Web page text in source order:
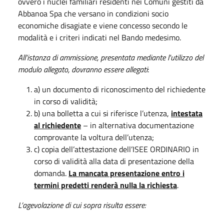
Abbanoa Spa che versano in condizioni socio
economiche disagiate e viene concesso secondo le
modalità e i criteri indicati nel Bando medesimo.
All'istanza di ammissione, presentata mediante l'utilizzo del
modulo allegato, dovranno essere allegati:
a) un documento di riconoscimento del richiedente
in corso di validità;
b) una bolletta a cui si riferisce l’utenza, intestata
al richiedente – in alternativa documentazione
comprovante la voltura dell’utenza;
c) copia dell’attestazione dell’ISEE ORDINARIO in
corso di validità alla data di presentazione della
domanda. La mancata presentazione entro i
termini predetti renderà nulla la richiesta.
L’agevolazione di cui sopra risulta essere: